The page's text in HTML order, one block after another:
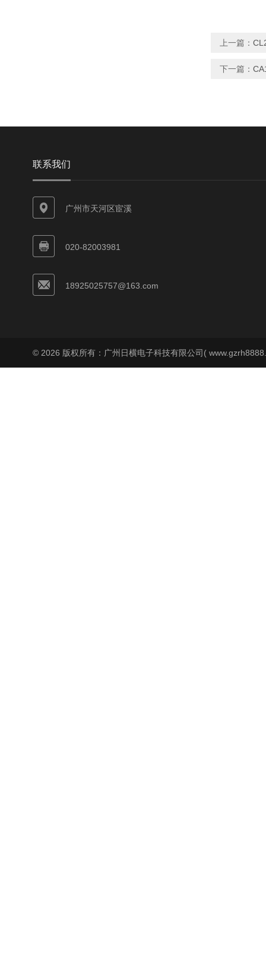
上一篇：
下一篇：
联系我们
广州市天河区宦溪
020-82003981
18925025757@163.com
© 2026 版权所有：广州日横电子科技有限公司(